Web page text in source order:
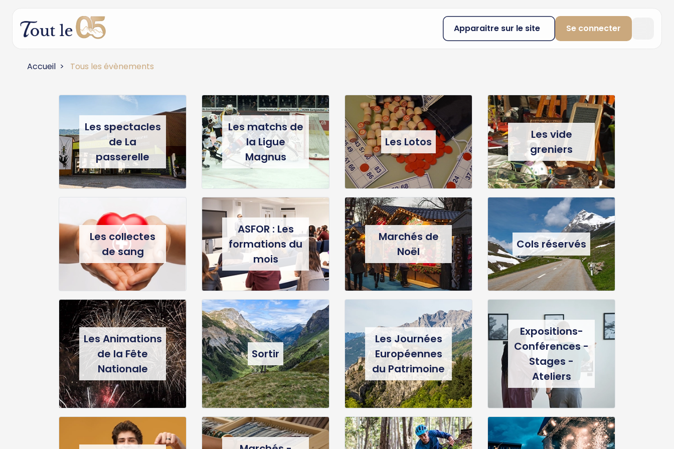
Apparaitre sur le site Se connecter
Accueil Tous les évènements
Les spectacles
de La
passerelle
Les matchs de
la Ligue
Magnus
Les Lotos
Les vide
greniers
Les collectes
de sang
ASFOR : Les
formations du
mois
Marchés de
Noël
Cols réservés
Les Animations
de la Fête
Nationale
Sortir
Les Journées
Européennes
du Patrimoine
Expositions-
Conférences -
Stages -
Ateliers